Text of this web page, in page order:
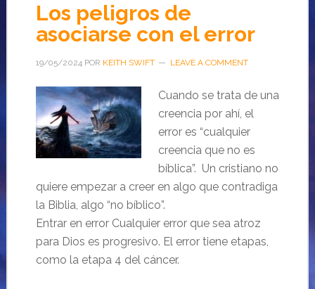
Los peligros de
asociarse con el error
19/05/2024POR KEITH SWIFT LEAVE A COMMENT
Cuando se trata de una
creencia por ahí, el
error es “cualquier
creencia que no es
bíblica”. Un cristiano no
quiere empezar a creer en algo que contradiga
la Biblia, algo “no bíblico”.
Entrar en error Cualquier error que sea atroz
para Dios es progresivo. El error tiene etapas,
como la etapa 4 del cáncer.